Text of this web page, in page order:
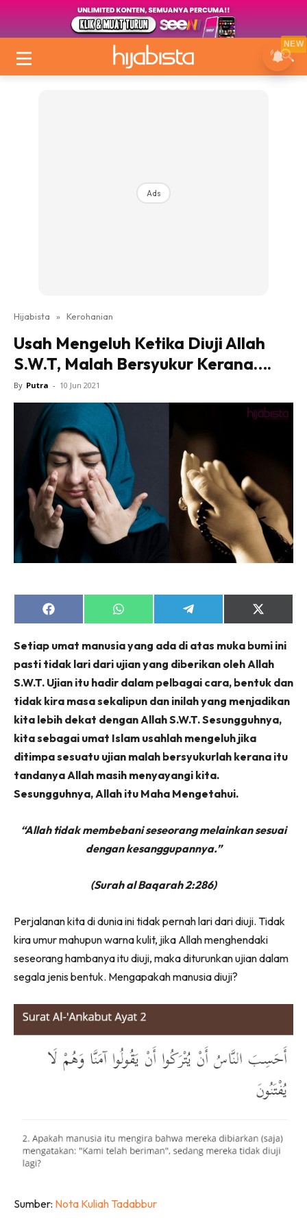
Ads
Hijabista » Kerohanian
Usah Mengeluh Ketika Diuji Allah
S.W.T, Malah Bersyukur Kerana….
By Putra - 10 Jun 2021
Share
on
Share
on
Share
on
Share
on
(Twitter)
Setiap umat manusia yang ada di atas muka bumi ini
pasti tidak lari dari ujian yang diberikan oleh Allah
S.W.T. Ujian itu hadir dalam pelbagai cara, bentuk dan
tidak kira masa sekalipun dan inilah yang menjadikan
kita lebih dekat dengan Allah S.W.T. Sesungguhnya,
kita sebagai umat Islam usahlah mengeluh jika
ditimpa sesuatu ujian malah bersyukurlah kerana itu
tandanya Allah masih menyayangi kita.
Sesungguhnya, Allah itu Maha Mengetahui.
“Allah tidak membebani seseorang melainkan sesuai
dengan kesanggupannya.”
(Surah al Baqarah 2:286)
Perjalanan kita di dunia ini tidak pernah lari dari diuji. Tidak
kira umur mahupun warna kulit, jika Allah menghendaki
seseorang hambanya itu diuji, maka diturunkan ujian dalam
segala jenis bentuk. Mengapakah manusia diuji?
Sumber: Nota Kuliah Tadabbur
NEW